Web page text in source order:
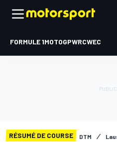
FORMULE 1MOTOGPWRCWEC
RÉSUMÉ DE COURSE DTM